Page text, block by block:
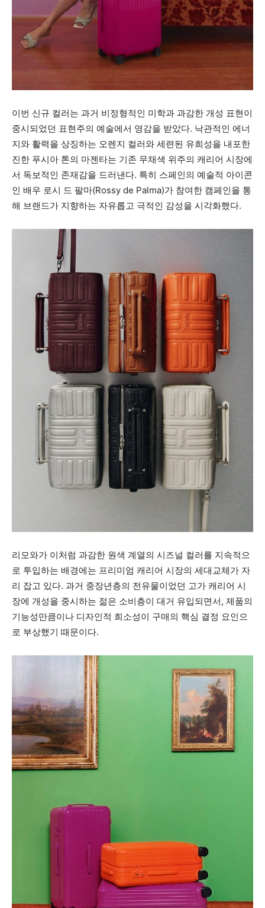
이번 신규 컬러는 과거 비정형적인 미학과 과감한 개성 표현이
중시되었던 표현주의 예술에서 영감을 받았다. 낙관적인 에너
지와 활력을 상징하는 오렌지 컬러와 세련된 유희성을 내포한
진한 푸시아 톤의 마젠타는 기존 무채색 위주의 캐리어 시장에
서 독보적인 존재감을 드러낸다. 특히 스페인의 예술적 아이콘
인 배우 로시 드 팔마(Rossy de Palma)가 참여한 캠페인을 통
해 브랜드가 지향하는 자유롭고 극적인 감성을 시각화했다.
리모와가 이처럼 과감한 원색 계열의 시즈널 컬러를 지속적으
로 투입하는 배경에는 프리미엄 캐리어 시장의 세대교체가 자
리 잡고 있다. 과거 중장년층의 전유물이었던 고가 캐리어 시
장에 개성을 중시하는 젊은 소비층이 대거 유입되면서, 제품의
기능성만큼이나 디자인적 희소성이 구매의 핵심 결정 요인으
로 부상했기 때문이다.